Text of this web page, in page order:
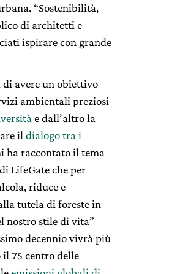
“Sostenibilità,
di architetti e
ispirare con grande
avere un obiettivo
ambientali preziosi
e dall’altro la
il dialogo tra i
ha raccontato il tema
LifeGate che per
riduce e
tutela di foreste in
nostro stile di vita”
decennio vivrà più
75 centro delle